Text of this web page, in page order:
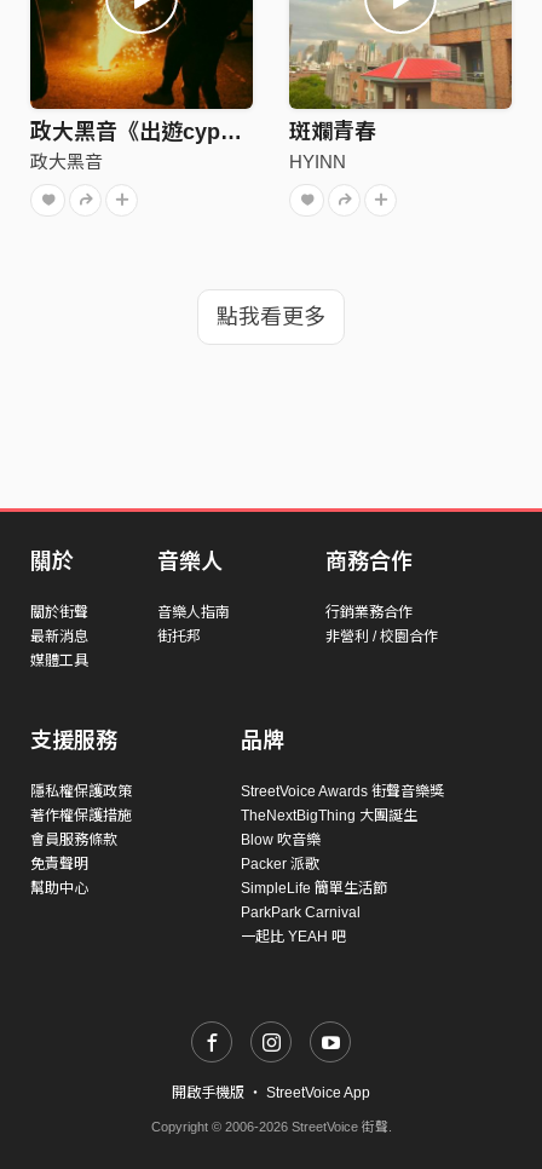
政大黑音《出遊cypher》
政大黑音
斑斕青春
HYINN
點我看更多
關於
關於街聲
最新消息
媒體工具
音樂人
音樂人指南
街托邦
商務合作
行銷業務合作
非營利 / 校園合作
支援服務
隱私權保護政策
著作權保護措施
會員服務條款
免責聲明
幫助中心
品牌
StreetVoice Awards 街聲音樂獎
TheNextBigThing 大團誕生
Blow 吹音樂
Packer 派歌
SimpleLife 簡單生活節
ParkPark Carnival
一起比 YEAH 吧
開啟手機版 ・ StreetVoice App
Copyright © 2006-2026 StreetVoice 街聲.